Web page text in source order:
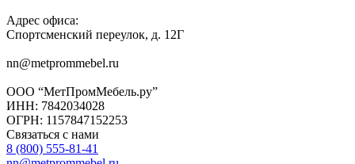
Адрес офиса:
Спортсменский переулок, д. 12Г
nn@metprommebel.ru
ООО “МетПромМебель.ру”
ИНН: 7842034028
ОГРН: 1157847152253
Связаться с нами
8 (800) 555-81-41